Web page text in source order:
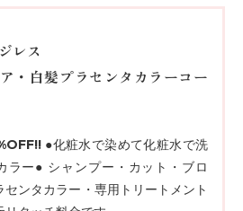
レス
・白髪プラセンタカラーコー
●化粧水で染めて化粧水で洗
ラー● シャンプー・カット・ブロ
センタカラー・専用トリートメント